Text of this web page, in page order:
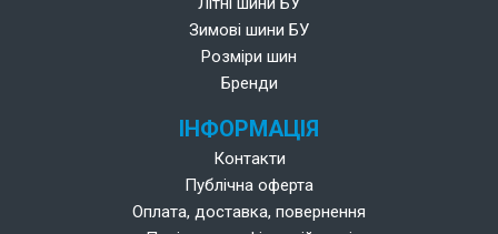
Зимові шини БУ
Розміри шин
Бренди
ІНФОРМАЦІЯ
Контакти
Публічна оферта
Оплата, доставка, повернення